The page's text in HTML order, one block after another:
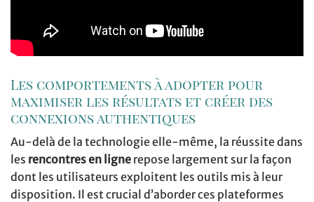
Les comportements à adopter pour
maximiser les résultats et créer des
connexions authentiques
Au-delà de la technologie elle-même, la réussite dans
les rencontres en ligne repose largement sur la façon
dont les utilisateurs exploitent les outils mis à leur
disposition. Il est crucial d’aborder ces plateformes